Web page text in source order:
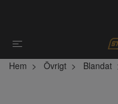
Hem Övrigt Blandat